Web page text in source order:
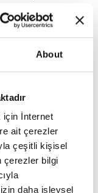
About
için İnternet
ait çerezler
çeşitli kişisel
çerezler bilgi
daha işlevsel
çizgisini koruyor.
köşe yazıları;
konuları
Takvim
yazarları;
da politika,
televizyon